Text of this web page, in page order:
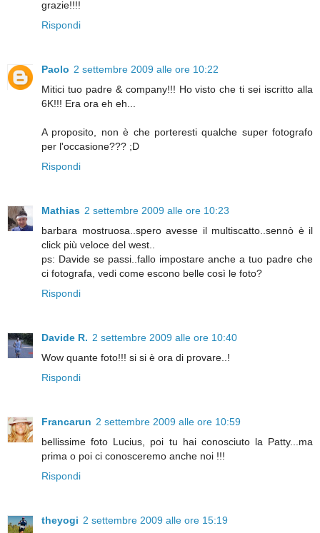
grazie!!!!
Rispondi
Paolo 2 settembre 2009 alle ore 10:22
Mitici tuo padre & company!!! Ho visto che ti sei iscritto alla
6K!!! Era ora eh eh...
A proposito, non è che porteresti qualche super fotografo
per l'occasione??? ;D
Rispondi
Mathias 2 settembre 2009 alle ore 10:23
barbara mostruosa..spero avesse il multiscatto..sennò è il
click più veloce del west..
ps: Davide se passi..fallo impostare anche a tuo padre che
ci fotografa, vedi come escono belle così le foto?
Rispondi
Davide R. 2 settembre 2009 alle ore 10:40
Wow quante foto!!! si si è ora di provare..!
Rispondi
Francarun 2 settembre 2009 alle ore 10:59
bellissime foto Lucius, poi tu hai conosciuto la Patty...ma
prima o poi ci conosceremo anche noi !!!
Rispondi
theyogi 2 settembre 2009 alle ore 15:19